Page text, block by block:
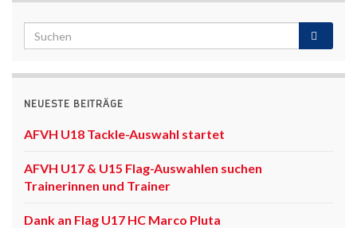
NEUESTE BEITRÄGE
AFVH U18 Tackle-Auswahl startet
AFVH U17 & U15 Flag-Auswahlen suchen
Trainerinnen und Trainer
Dank an Flag U17 HC Marco Pluta